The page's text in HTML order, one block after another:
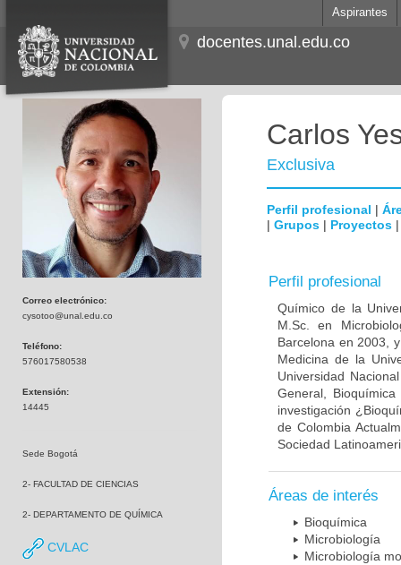
Aspirantes
docentes.unal.edu.co
Correo electrónico:
cysotoo@unal.edu.co
Teléfono:
576017580538
Extensión:
14445
Sede Bogotá
2- FACULTAD DE CIENCIAS
2- DEPARTAMENTO DE QUÍMICA
CVLAC
Carlos
Exclusiva
Perfil profesional |
| Grupos | Proyectos
Perfil profesional
Químico de la
M.Sc. en
Barcelona en 2003,
Medicina de la
Universidad
General,
investigación
de Colombia
Sociedad
Áreas de interés
Bioquímica
Microbiología
Microbiología